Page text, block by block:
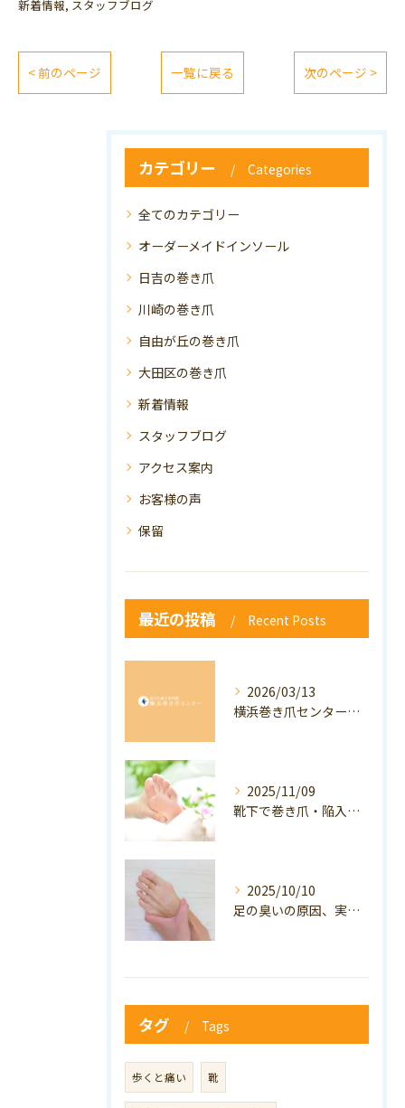
新着情報 スタッフブログ
< 前のページ 一覧に戻る 次のページ >
カテゴリー Categories
全てのカテゴリー
オーダーメイドインソール
日吉の巻き爪
川崎の巻き爪
自由が丘の巻き爪
大田区の巻き爪
新着情報
スタッフブログ
アクセス案内
お客様の声
保留
最近の投稿 Recent Posts
2026/03/13
横浜巻き爪センター：専門家が答える「巻き爪・陥入爪」Q&A
2025/11/09
靴下で巻き爪・陥入爪の予防はできる？おすすめの靴下を紹介！
2025/10/10
足の臭いの原因、実は巻き爪かも？ニオイ対策と予防のポイントも解説！
タグ Tags
歩くと痛い 靴